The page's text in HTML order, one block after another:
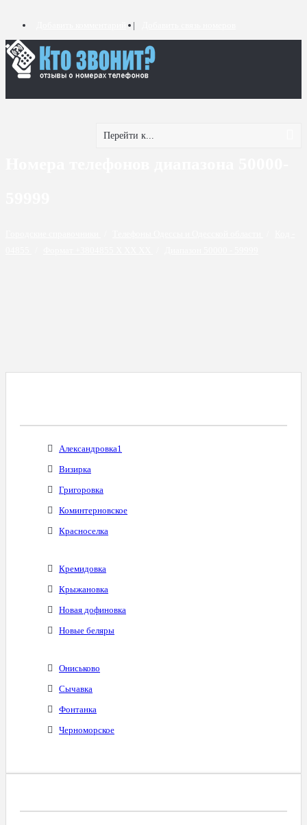
Перейти к...
Александровка1
Визирка
Григоровка
Коминтерновское
Красноселка
Кремидовка
Крыжановка
Новая дофиновка
Новые беляры
Ониськово
Сычавка
Фонтанка
Черноморское